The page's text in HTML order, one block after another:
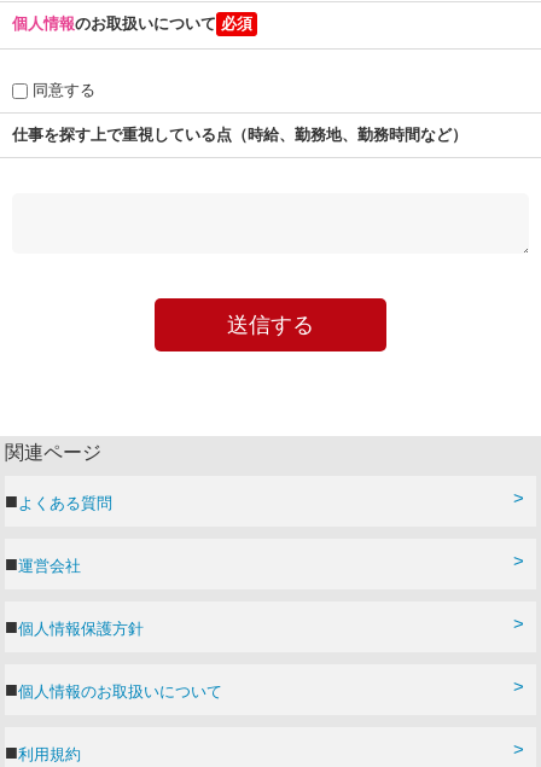
個人情報のお取扱いについて
同意する
仕事を探す上で重視している点（時給、勤務地、勤務時間など）
関連ページ
よくある質問
運営会社
個人情報保護方針
個人情報のお取扱いについて
利用規約